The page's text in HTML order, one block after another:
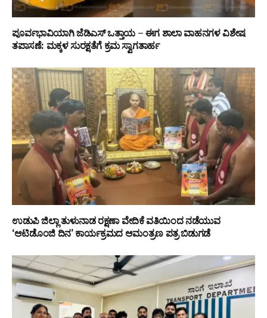
ಪೂರ್ವಭಾವಿಯಾಗಿ ಜೆಡಿಎಸ್ ಒತ್ತಾಯ – ಈಗ ಶಾಲಾ ವಾಹನಗಳ ವಿಶೇಷ
ತಪಾಸಣೆ: ಮಕ್ಕಳ ಸುರಕ್ಷತೆಗೆ ಕ್ರಮ ಸ್ವಾಗತಾರ್ಹ
ಉಡುಪಿ ಜಿಲ್ಲಾ ತುಳುನಾಡ ರಕ್ಷಣಾ ವೇದಿಕೆ ವತಿಯಿಂದ ನಡೆಯುವ
‘ಆಟಿಡೊಂಜಿ ದಿನ’ ಕಾರ್ಯಕ್ರಮದ ಆಮಂತ್ರಣ ಪತ್ರ ಬಿಡುಗಡೆ